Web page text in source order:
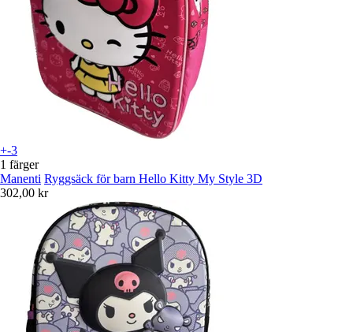
+-3
1 färger
Manenti Ryggsäck för barn Hello Kitty My Style 3D
302,00 kr